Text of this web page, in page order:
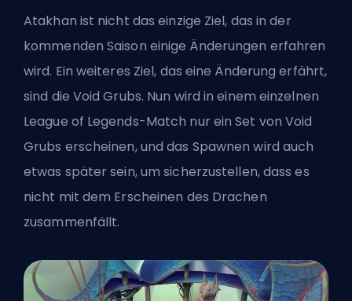
Atakhan ist nicht das einzige Ziel, das in der
kommenden Saison einige Änderungen erfahren
wird. Ein weiteres Ziel, das eine Änderung erfährt,
sind die Void Grubs. Nun wird in einem einzelnen
League of Legends-Match nur ein Set von Void
Grubs erscheinen, und das Spawnen wird auch
etwas später sein, um sicherzustellen, dass es
nicht mit dem Erscheinen des Drachen
zusammenfällt.